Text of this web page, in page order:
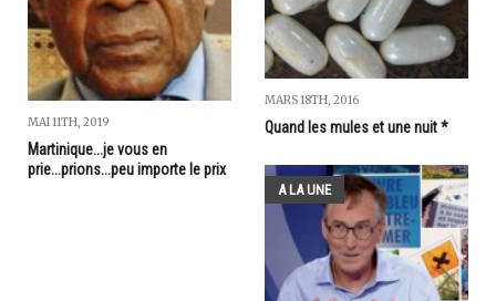
MAI 11TH, 2019
Martinique...je vous en
prie...prions...peu importe le prix
MARS 18TH, 2016
Quand les mules et une nuit *
A LA UNE